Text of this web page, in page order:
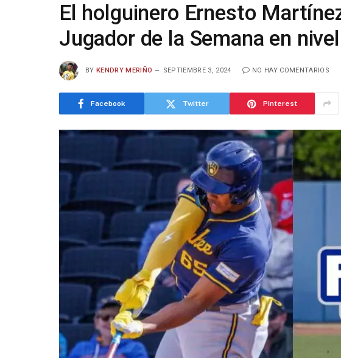
El holguinero Ernesto
Jugador de la Semana en
BY KENDRY MERIÑO SEPTIEMBRE 3, 2024 NO HAY COMENTARIOS
Facebook Twitter Pinterest